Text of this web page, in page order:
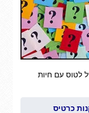
לטוס עם חיות
כרטיס